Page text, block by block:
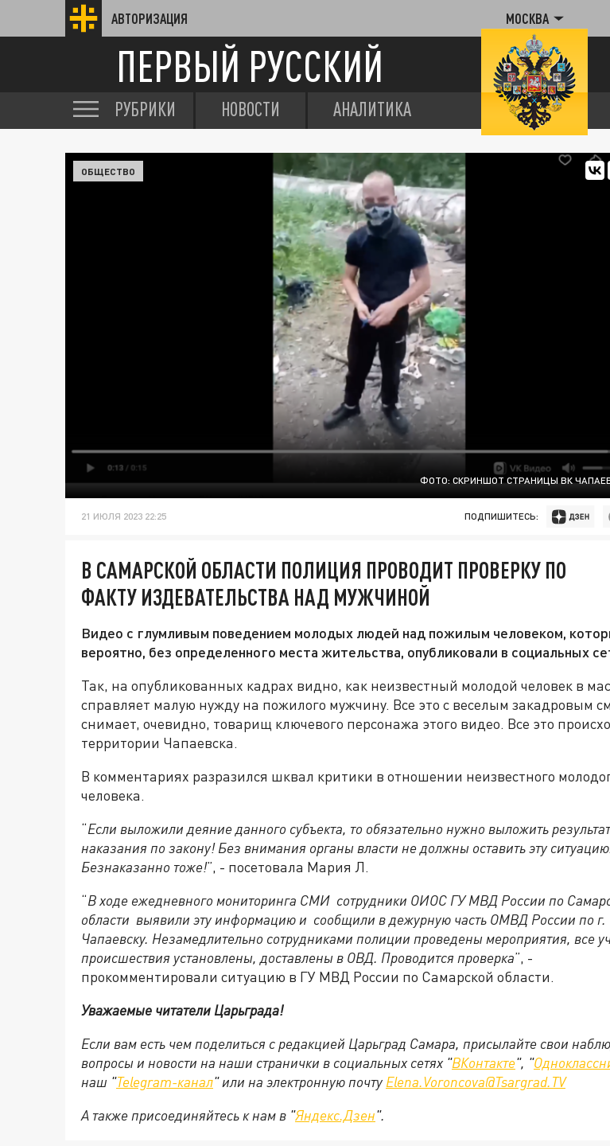
АВТОРИЗАЦИЯ МОСКВА
ПЕРВЫЙ РУССКИЙ
РУБРИКИ НОВОСТИ АНАЛИТИКА
ФОТО: СКРИНШОТ СТРАНИЦЫ ВК
ОБЩЕСТВО
21 ИЮЛЯ 2023 22:25 ПОДПИШИТЕСЬ:
В САМАРСКОЙ ОБЛАСТИ ПОЛИЦИЯ ПРОВОДИТ ПРОВЕРКУ ПО
ФАКТУ ИЗДЕВАТЕЛЬСТВА НАД МУЖЧИНОЙ
Видео с глумливым поведением молодых людей над пожилым человеком,
вероятно, без определенного места жительства, опубликовали в социальных
Так, на опубликованных кадрах видно, как неизвестный молодой человек в
справляет малую нужду на пожилого мужчину. Все это с веселым закадровым
снимает, очевидно, товарищ ключевого персонажа этого видео. Все это
территории Чапаевска.
В комментариях разразился шквал критики в отношении неизвестного
человека.
“Если выложили деяние данного субъекта, то обязательно нужно выложить
наказания по закону! Без внимания органы власти не должны оставить эту
Безнаказанно тоже!”, - посетовала Мария Л.
“В ходе ежедневного мониторинга СМИ сотрудники ОИОС ГУ МВД России по
области выявили эту информацию и сообщили в дежурную часть ОМВД России по г.
Чапаевску. Незамедлительно сотрудниками полиции проведены мероприятия, все
происшествия установлены, доставлены в ОВД. Проводится проверка”, -
прокомментировали ситуацию в ГУ МВД России по Самарской области.
Уважаемые читатели Царьграда!
Если вам есть чем поделиться с редакцией Царьград Самара, присылайте свои
вопросы и новости на наши странички в социальных сетях "ВКонтакте", "
наш "Telegram-канал" или на электронную почту Elena.Voroncova@Tsargrad.TV
А также присоединяйтесь к нам в "Яндекс.Дзен".